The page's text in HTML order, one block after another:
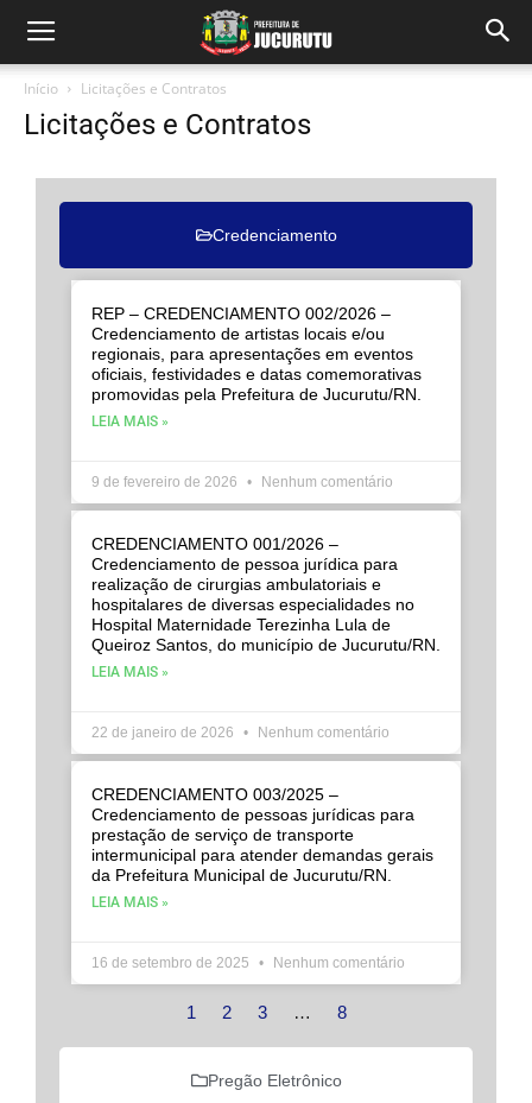
Início Licitações e Contratos
Licitações e Contratos
Credenciamento
Pregão Eletrônico
REP – CREDENCIAMENTO 002/2026 –
Credenciamento de artistas locais e/ou
regionais, para apresentações em eventos
oficiais, festividades e datas comemorativas
promovidas pela Prefeitura de Jucurutu/RN.
LEIA MAIS »
9 de fevereiro de 2026 Nenhum comentário
CREDENCIAMENTO 001/2026 –
Credenciamento de pessoa jurídica para
realização de cirurgias ambulatoriais e
hospitalares de diversas especialidades no
Hospital Maternidade Terezinha Lula de
Queiroz Santos, do município de Jucurutu/RN.
LEIA MAIS »
22 de janeiro de 2026 Nenhum comentário
CREDENCIAMENTO 003/2025 –
Credenciamento de pessoas jurídicas para
prestação de serviço de transporte
intermunicipal para atender demandas gerais
da Prefeitura Municipal de Jucurutu/RN.
LEIA MAIS »
16 de setembro de 2025 Nenhum comentário
1 2 3 … 8